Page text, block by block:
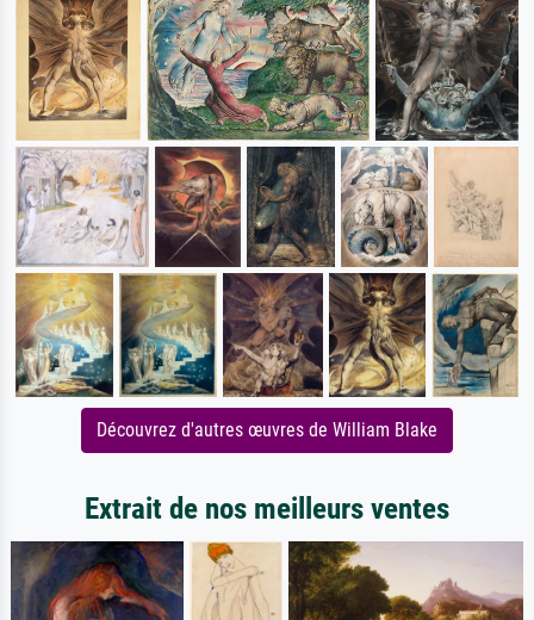
Découvrez d'autres œuvres de William Blake
Extrait de nos meilleurs ventes